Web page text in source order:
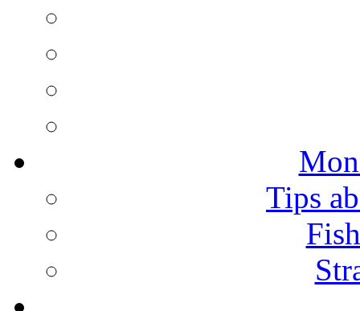
Tips